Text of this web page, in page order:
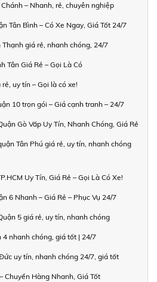
– Nhanh, rẻ, chuyên nghiệp
Tân Bình – Có Xe Ngay, Giá Tốt 24/7
giá rẻ, nhanh chóng, 24/7
Tân Giá Rẻ – Gọi Là Có
uy tín – Gọi là có xe!
10 trọn gói – Giá cạnh tranh – 24/7
Gò Vấp Uy Tín, Nhanh Chóng, Giá Rẻ
Tân Phú giá rẻ, uy tín, nhanh chóng
Uy Tín, Giá Rẻ – Gọi Là Có Xe!
6 Nhanh – Giá Rẻ – Phục Vụ 24/7
5 giá rẻ, uy tín, nhanh chóng
nhanh chóng, giá tốt | 24/7
uy tín, nhanh chóng 24/7, giá tốt
Chuyển Hàng Nhanh, Giá Tốt